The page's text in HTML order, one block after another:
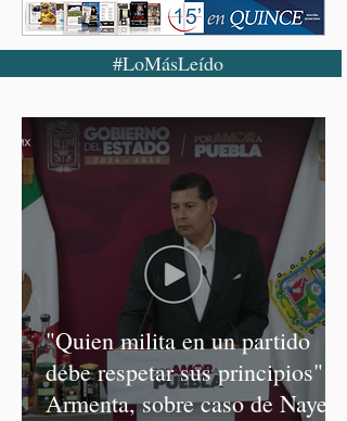
#LoMásLeído
"Quien milita en un partido
debe respetar sus principios":
Armenta, sobre caso de Nayeli